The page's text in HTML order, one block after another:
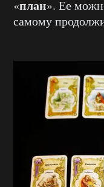
«план». Ее
самому